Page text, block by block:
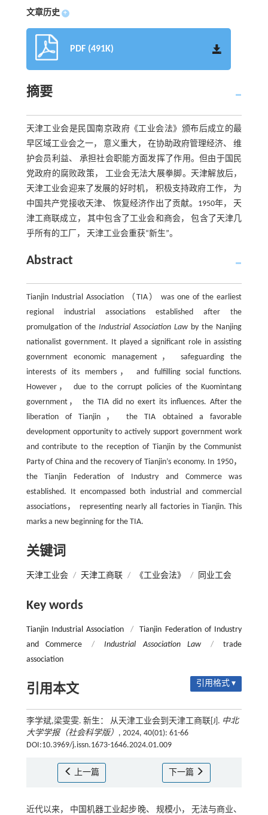
文章历史 +
PDF (491K)
摘要
天津工业会是民国南京政府《工业会法》颁布后成立的最
早区域工业会之一， 意义重大， 在协助政府管理经济、 维
护会员利益、 承担社会职能方面发挥了作用。但由于国民
党政府的腐败政策， 工业会无法大展拳脚。天津解放后，
天津工业会迎来了发展的好时机， 积极支持政府工作， 为
中国共产党接收天津、 恢复经济作出了贡献。1950年， 天
津工商联成立， 其中包含了工业会和商会， 包含了天津几
乎所有的工厂， 天津工业会重获“新生”。
Abstract
Tianjin Industrial Association （TIA） was one of the earliest
regional industrial associations established after the
promulgation of the Industrial Association Law by the Nanjing
nationalist government. It played a significant role in assisting
government economic management， safeguarding the
interests of its members， and fulfilling social functions.
However， due to the corrupt policies of the Kuomintang
government， the TIA did no exert its influences. After the
liberation of Tianjin， the TIA obtained a favorable
development opportunity to actively support government work
and contribute to the reception of Tianjin by the Communist
Party of China and the recovery of Tianjin’s economy. In 1950，
the Tianjin Federation of Industry and Commerce was
established. It encompassed both industrial and commercial
associations， representing nearly all factories in Tianjin. This
marks a new beginning for the TIA.
关键词
天津工业会 / 天津工商联 / 《工业会法》 / 同业工会
Key words
Tianjin Industrial Association /
Tianjin Federation of Industry
and Commerce
/ Industrial Association Law /
trade
association
引用本文 引用格式 ▾
李学斌,梁雯雯. 新生： 从天津工业会到天津工商联[J]. 中北
大学学报（社会科学版） , 2024, 40(01): 61-66
DOI:10.3969/j.issn.1673-1646.2024.01.009
上一篇 下一篇
近代以来， 中国机器工业起步晚、 规模小， 无法与商业、